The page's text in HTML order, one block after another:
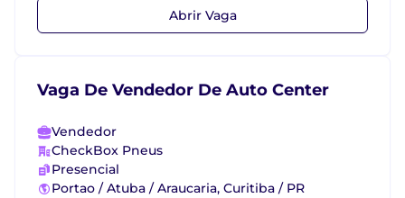
Abrir Vaga
Vaga De Vendedor De Auto Center
Vendedor
CheckBox Pneus
Presencial
Portao / Atuba / Araucaria, Curitiba / PR